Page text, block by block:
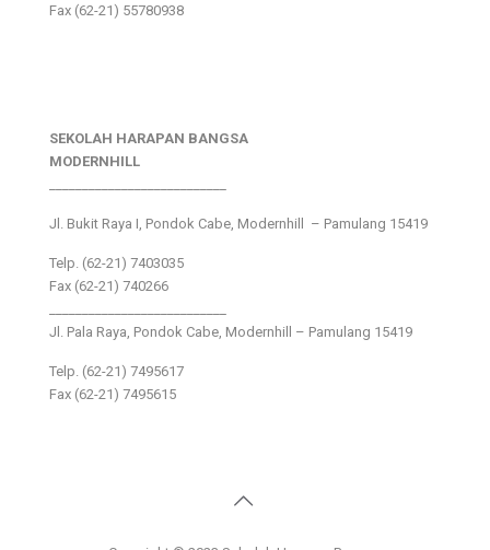
Fax (62-21) 55780938
SEKOLAH HARAPAN BANGSA
MODERNHILL
Jl. Bukit Raya I, Pondok Cabe, Modernhill – Pamulang 15419
Telp. (62-21) 7403035
Fax (62-21) 740266
Jl. Pala Raya, Pondok Cabe, Modernhill – Pamulang 15419
Telp. (62-21) 7495617
Fax (62-21) 7495615